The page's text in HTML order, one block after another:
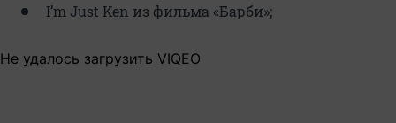
I’m Just Ken из фильма «Барби»;
Не удалось загрузить VIQEO